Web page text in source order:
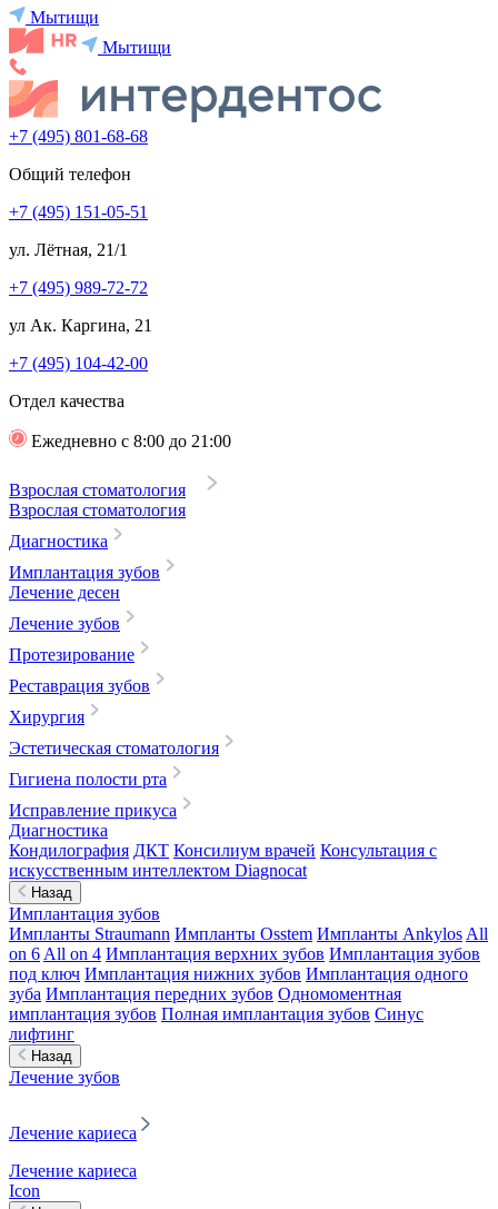
Мытищи
Мытищи
+7 (495) 801-68-68
Общий телефон
+7 (495) 151-05-51
ул. Лётная, 21/1
+7 (495) 989-72-72
ул Ак. Каргина, 21
+7 (495) 104-42-00
Отдел качества
Ежедневно с 8:00 до 21:00
Взрослая стоматология
Взрослая стоматология
Диагностика
Имплантация зубов
Лечение десен
Лечение зубов
Протезирование
Реставрация зубов
Хирургия
Эстетическая стоматология
Гигиена полости рта
Исправление прикуса
Диагностика
Кондилография ДКТ Консилиум врачей Консультация с
искусственным интеллектом Diagnocat
Назад
Имплантация зубов
Импланты Straumann Импланты Osstem Импланты Ankylos All
on 6 All on 4 Имплантация верхних зубов Имплантация зубов
под ключ Имплантация нижних зубов Имплантация одного
зуба Имплантация передних зубов Одномоментная
имплантация зубов Полная имплантация зубов Синус
лифтинг
Назад
Лечение зубов
Лечение кариеса
Лечение кариеса
Icon